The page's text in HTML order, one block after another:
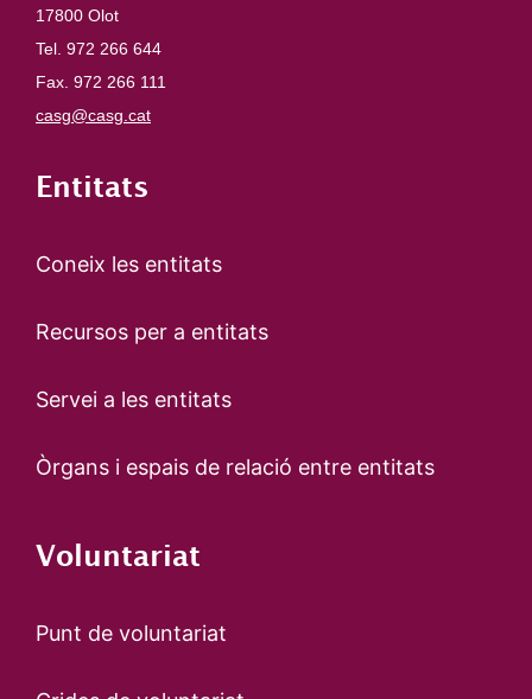
17800 Olot
Tel. 972 266 644
Fax. 972 266 111
casg@casg.cat
Entitats
Coneix les entitats
Recursos per a entitats
Servei a les entitats
Òrgans i espais de relació entre entitats
Voluntariat
Punt de voluntariat